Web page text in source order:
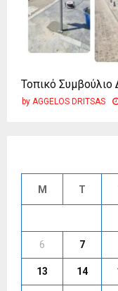
Τοπικό
by AGGELOS DRITSAS
M T
6 7
13 14